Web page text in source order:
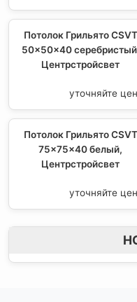
Потолок Грильято CSVT
50x50x40
Центрстройсвет
уточняйте
Потолок Грильято CSVT
75x75x40 белый,
Центрстройсвет
уточняйте